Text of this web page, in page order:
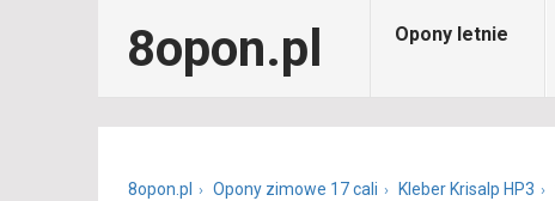
8opon.pl Opony letnie
8opon.pl Opony zimowe 17 cali Kleber Krisalp HP3